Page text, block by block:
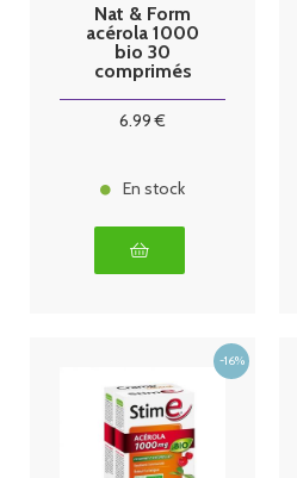
Nat & Form
acérola 1000
bio 30
comprimés
6.99 €
En stock